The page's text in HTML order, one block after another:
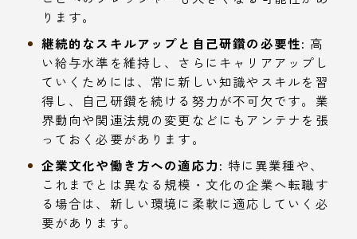
ります。
継続的なスキルアップと自己研鑽の必要性: 高
い給与水準を維持し、さらにキャリアアップし
ていくためには、常に新しい知識やスキルを習
得し、自己研鑽を続ける努力が不可欠です。業
界動向や関連法規の変更などにもアンテナを張
っておく必要があります。
企業文化や働き方への適応力: 特に異業種や、
これまでとは異なる規模・文化の企業へ転職す
る場合は、新しい環境に柔軟に適応していく必
要があります。